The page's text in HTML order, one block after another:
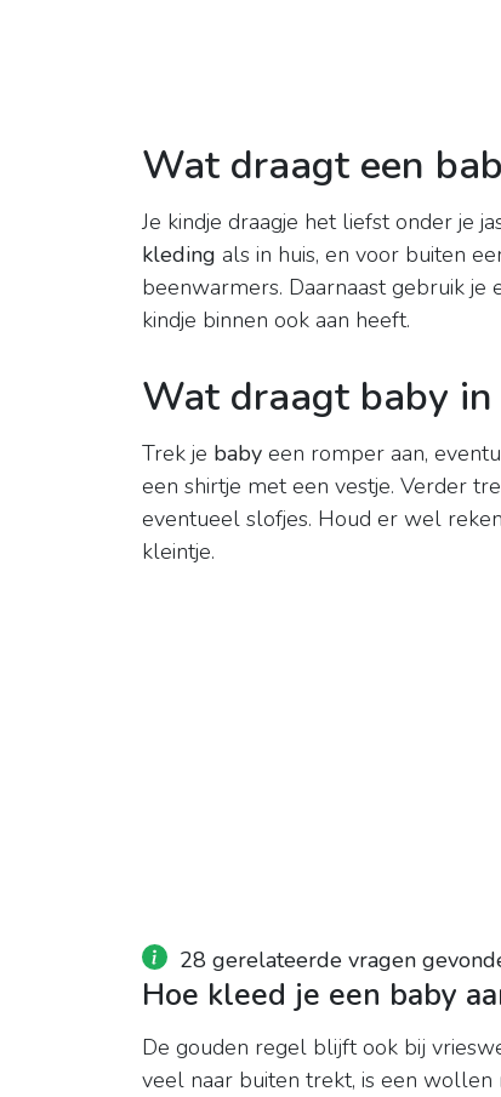
Wat draagt een
Je kindje draagje het liefst onder je
kleding als in huis, en voor buiten
beenwarmers. Daarnaast gebruik je
kindje binnen ook aan heeft.
Wat draagt baby
Trek je baby een romper aan,
een shirtje met een vestje. Verder
eventueel slofjes. Houd er wel
kleintje.
28 gerelateerde vragen
Hoe kleed je een baby
De gouden regel blijft ook bij
veel naar buiten trekt, is een wollen